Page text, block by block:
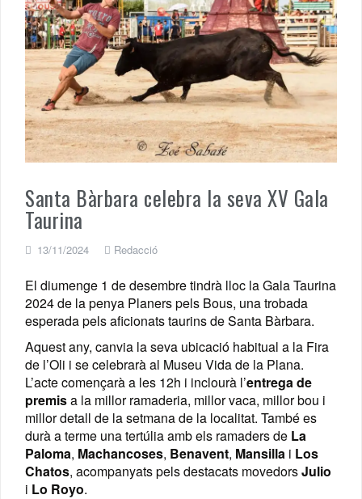
Santa Bàrbara celebra la seva XV Gala
Taurina
13/11/2024 Redacció
El diumenge 1 de desembre tindrà lloc la Gala Taurina
2024 de la penya Planers pels Bous, una trobada
esperada pels aficionats taurins de Santa Bàrbara.
Aquest any, canvia la seva ubicació habitual a la Fira
de l’Oli i se celebrarà al Museu Vida de la Plana.
L’acte començarà a les 12h i inclourà l’entrega de
premisa la millor ramaderia, millor vaca, millor bou i
millor detall de la setmana de la localitat. També es
durà a terme una tertúlia amb els ramaders de La
Paloma, Machancoses, Benavent, Mansilla i Los
Chatos, acompanyats pels destacats movedorsJulio
i Lo Royo.